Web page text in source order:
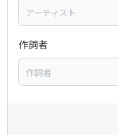
作詞者